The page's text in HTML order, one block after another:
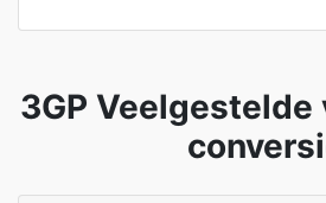
3GP Veelgestelde